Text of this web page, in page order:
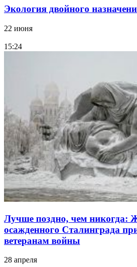
Экология двойного
22 июня
15:24
Лучше поздно, чем никогда:
осажденного Сталинграда
ветеранам войны
28 апреля